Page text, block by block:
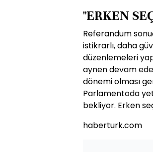
"ERKEN
Referandum
istikrarlı, daha
düzenlemeleri
aynen devam
dönemi olması
Parlamentoda
bekliyor. Erken
haberturk.com